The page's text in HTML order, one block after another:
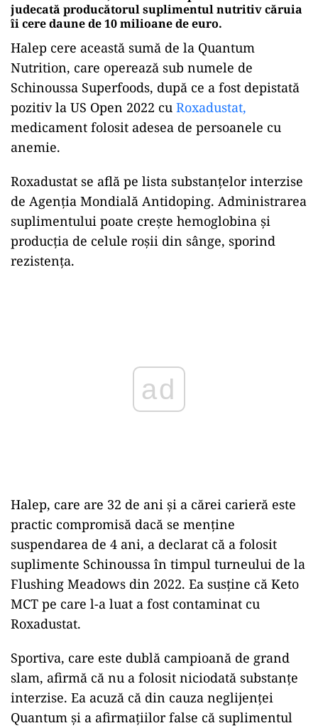
judecată producătorul suplimentul nutritiv căruia
îi cere daune de 10 milioane de euro.
Halep cere această sumă de la Quantum
Nutrition, care operează sub numele de
Schinoussa Superfoods, după ce a fost depistată
pozitiv la US Open 2022 cu Roxadustat,
medicament folosit adesea de persoanele cu
anemie.
Roxadustat se află pe lista substanţelor interzise
de Agenţia Mondială Antidoping. Administrarea
suplimentului poate creşte hemoglobina şi
producţia de celule roşii din sânge, sporind
rezistenţa.
Halep, care are 32 de ani și a cărei carieră este
practic compromisă dacă se menține
suspendarea de 4 ani, a declarat că a folosit
suplimente Schinoussa în timpul turneului de la
Flushing Meadows din 2022. Ea susține că Keto
MCT pe care l-a luat a fost contaminat cu
Roxadustat.
Sportiva, care este dublă campioană de grand
slam, afirmă că nu a folosit niciodată substanţe
interzise. Ea acuză că din cauza neglijenţei
Quantum şi a afirmaţiilor false că suplimentul